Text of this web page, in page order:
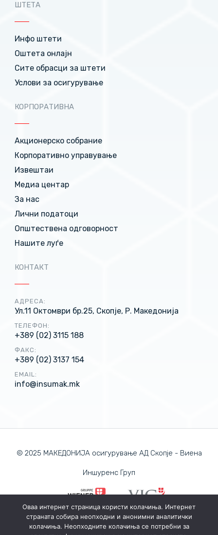
ШТЕТА
Инфо штети
Оштета онлајн
Сите обрасци за штети
Услови за осигурување
КОРПОРАТИВНА
Акционерско собрание
Корпоративно управување
Извештаи
Медиа центар
За нас
Лични податоци
Општествена одговорност
Нашите луѓе
КОНТАКТ
АДРЕСА:
Ул.11 Октомври бр.25, Скопје, Р. Македонија
ТЕЛЕФОН:
+389 (02) 3115 188
ФАКС:
+389 (02) 3137 154
EMAIL:
info@insumak.mk
© 2025 МАКЕДОНИЈА осигурување АД Скопје - Виена
Иншуренс Груп
ПОЛИТИКА ЗА ПРИВАТНОСТ
Оваа интернет страница користи колачиња. Интернет
страната собира неопходни и анонимни аналитички
колачиња. Неопходните колачиња се потребни за